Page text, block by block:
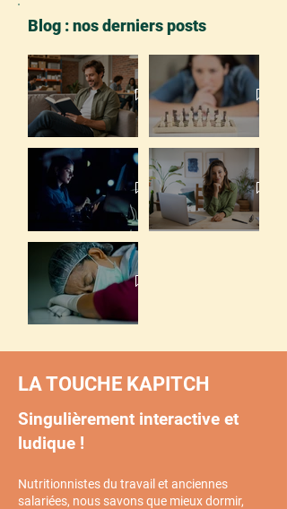
Blog : nos derniers posts
Atelier efficacité et bien-être mental au
travail : retrouver énergie et équilibre
Les 4 aliments de la vigilance au travail
Horaires atypiques et santé : ce que dit la
LA TOUCHE KAPITCH
Singulièrement interactive et
ludique !
Nutritionnistes du travail et anciennes
salariées, nous savons que mieux dormir,